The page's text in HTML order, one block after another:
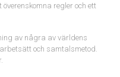
regler och ett
av några av världens
och samtalsmetod.